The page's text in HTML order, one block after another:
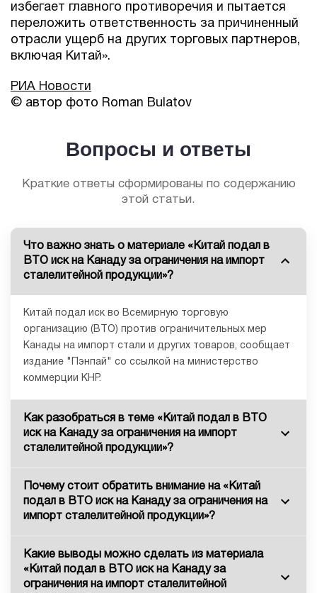
избегает главного противоречия и пытается
переложить ответственность за причиненный
отрасли ущерб на других торговых партнеров,
включая Китай».
РИА Новости
© автор фото Roman Bulatov
Вопросы и ответы
Краткие ответы сформированы по содержанию
этой статьи.
Что важно знать о материале «Китай подал в
ВТО иск на Канаду за ограничения на импорт
сталелитейной продукции»?
Китай подал иск во Всемирную торговую
организацию (ВТО) против ограничительных мер
Канады на импорт стали и других товаров, сообщает
издание "Пэнпай" со ссылкой на министерство
коммерции КНР.
Как разобраться в теме «Китай подал в ВТО
иск на Канаду за ограничения на импорт
сталелитейной продукции»?
Почему стоит обратить внимание на «Китай
подал в ВТО иск на Канаду за ограничения на
импорт сталелитейной продукции»?
Какие выводы можно сделать из материала
«Китай подал в ВТО иск на Канаду за
ограничения на импорт сталелитейной